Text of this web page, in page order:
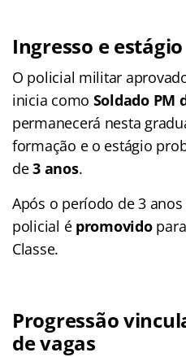
Ingresso e
O policial militar
inicia como Soldado PM
permanecerá nesta
formação e o estágio
de3 anos.
Após o período de 3
policial é promovido
Classe.
Progressão
de vagas